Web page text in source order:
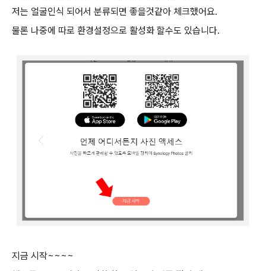
저는 얼굴인식 되어서 분류되면 좋을것같아 체크했어요.
물론 나중에 따로 환경설정으로 활성화 할수도 있습니다.
지금 시작~~~~